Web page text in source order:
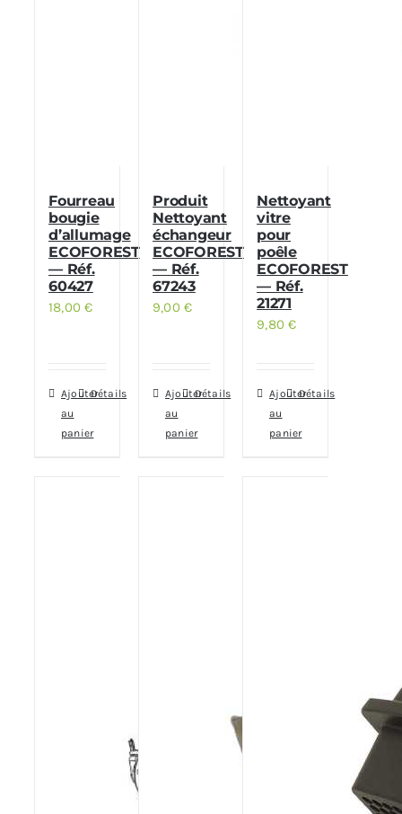
Fourreau
bougie
d’allumage
ECOFOREST
— Réf.
60427
18,00€
Ajouter
au
panier
Détails
Produit
Nettoyant
échangeur
ECOFOREST
— Réf.
67243
9,00€
Ajouter
au
panier
Détails
Nettoyant
vitre
pour
poêle
ECOFOREST
— Réf.
21271
9,80€
Ajouter
au
panier
Détails